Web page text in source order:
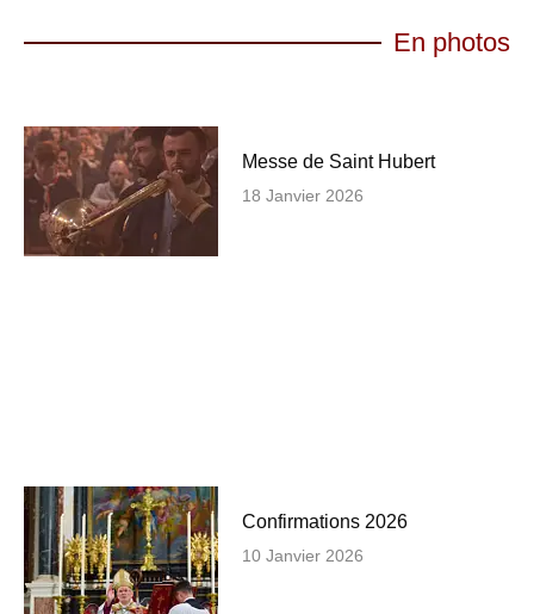
En photos
Messe de Saint Hubert
18 Janvier 2026
Confirmations 2026
10 Janvier 2026